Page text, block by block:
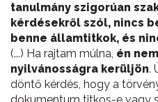
tanulmány szigorúan
kérdésekről szól, nincs
benne államtitkok, és
(...) Ha rajtam múlna, én
nyilvánosságra kerüljön.
döntő kérdés, hogy a